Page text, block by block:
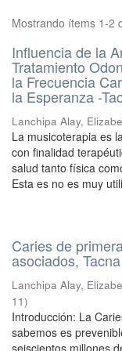
Mostrando ítems 1-2
Influencia de la
Tratamiento
la Frecuencia
la Esperanza -
Lanchipa Alay,
La musicoterapia es
con finalidad
salud tanto física
Esta es no es muy
Caries de
asociados,
Lanchipa Alay,
11)
Introducción: La
sabemos es